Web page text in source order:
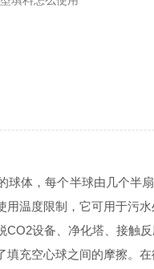
球体，每个半球由几个半
用温度限制，它可用于污
CO2设备、净化塔、接触
填充空心球之间的摩擦。